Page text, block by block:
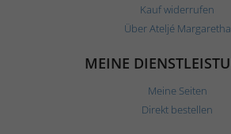
Kauf widerrufen
Über Ateljé Margaretha
MEINE
Meine Seiten
Direkt bestellen